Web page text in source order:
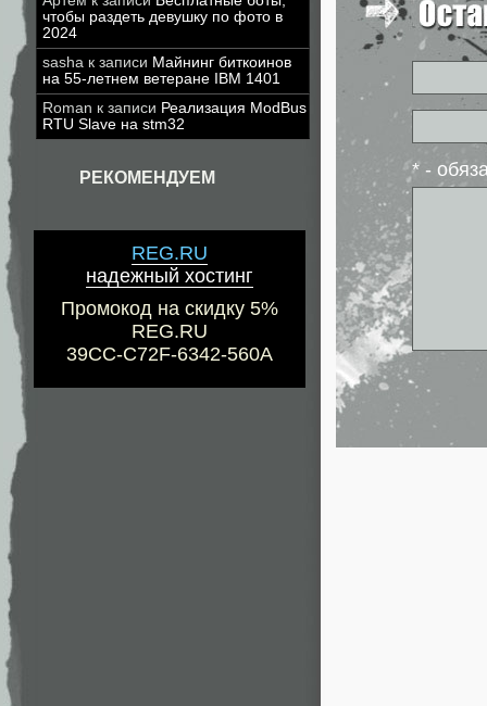
чтобы раздеть девушку по фото в
2024
sasha к записи Майнинг биткоинов
на 55-летнем ветеране IBM 1401
Roman к записи Реализация ModBus
RTU Slave на stm32
РЕКОМЕНДУЕМ
REG.RU
надежный хостинг
Промокод на скидку 5%
REG.RU
39CC-C72F-6342-560A
* -